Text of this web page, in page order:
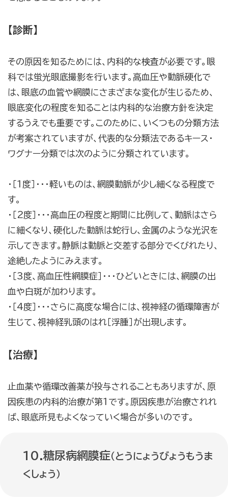
【診断】
その原因を知るためには、内科的な検査が必要です。眼
科では蛍光眼底撮影を行います。高血圧や動脈硬化で
は、眼底の血管や網膜にさまざまな変化が生じるため、
眼底変化の程度を知ることは内科的な治療方針を決定
するうえでも重要です。このために、いくつもの分類方法
が考案されていますが、代表的な分類法であるキース・
ワグナー分類では次のように分類されています。
・［1度］・・・軽いものは、網膜動脈が少し細くなる程度で
す。
・［2度］・・・高血圧の程度と期間に比例して、動脈はさら
に細くなり、硬化した動脈は蛇行し、金属のような光沢を
示してきます。静脈は動脈と交差する部分でくびれたり、
途絶したようにみえます。
・［3度、高血圧性網膜症］・・・ひどいときには、網膜の出
血や白斑が加わります。
・［4度］・・・さらに高度な場合には、視神経の循環障害が
生じて、視神経乳頭のはれ［浮腫］が出現します。
【治療】
止血薬や循環改善薬が投与されることもありますが、原
因疾患の内科的治療が第1です。原因疾患が治療されれ
ば、眼底所見もよくなっていく場合が多いのです。
10.糖尿病網膜症（とうにょうびょうもうま
くしょう）